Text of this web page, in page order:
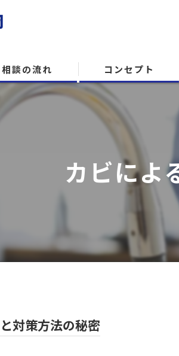
談の流れ コンセプト
カビによ
対策方法の秘密